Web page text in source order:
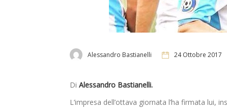
Alessandro Bastianelli 24 Ottobre 2017
Di Alessandro Bastianelli.
L’impresa dell’ottava giornata l’ha firmata lui,